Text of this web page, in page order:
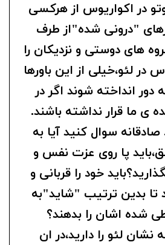
در اکواریوس از هرکسی
"درونی شده"از طرف
های دوستی و نزدیکان را
در لئو،خیلی از این باورها
دور انداخته شوند اگر در
ی ما قرار نداشته باشند.
صادقانه سوال کنید آیا به
پا روی عزت نفس و
خود را قربانی و
تا بدین ترتیب "شاید"به
شده اشان را بدهند؟
نشان لئو را دارید،در ان